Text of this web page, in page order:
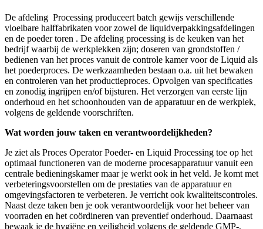
De afdeling Processing produceert batch gewijs verschillende
vloeibare halffabrikaten voor zowel de liquidverpakkingsafdelingen
en de poeder toren . De afdeling processing is de keuken van het
bedrijf waarbij de werkplekken zijn; doseren van grondstoffen /
bedienen van het proces vanuit de controle kamer voor de Liquid als
het poederproces. De werkzaamheden bestaan o.a. uit het bewaken
en controleren van het productieproces. Opvolgen van specificaties
en zonodig ingrijpen en/of bijsturen. Het verzorgen van eerste lijn
onderhoud en het schoonhouden van de apparatuur en de werkplek,
volgens de geldende voorschriften.
Wat worden jouw taken en verantwoordelijkheden?
Je ziet als Proces Operator Poeder- en Liquid Processing toe op het
optimaal functioneren van de moderne procesapparatuur vanuit een
centrale bedieningskamer maar je werkt ook in het veld. Je komt met
verbeteringsvoorstellen om de prestaties van de apparatuur en
omgevingsfactoren te verbeteren. Je verricht ook kwaliteitscontroles.
Naast deze taken ben je ook verantwoordelijk voor het beheer van
voorraden en het coördineren van preventief onderhoud. Daarnaast
bewaak je de hygiëne en veiligheid volgens de geldende GMP-,